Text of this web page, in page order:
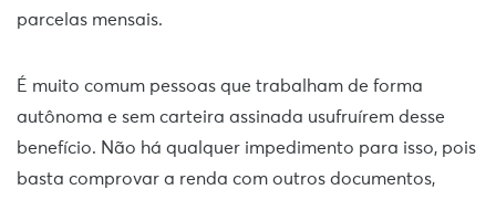
parcelas mensais.
É muito comum pessoas que trabalham de forma
autônoma e sem carteira assinada usufruírem desse
benefício. Não há qualquer impedimento para isso, pois
basta comprovar a renda com outros documentos,